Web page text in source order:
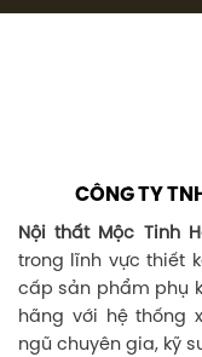
CÔNG TY
Nội thất Mộc Tinh
trong lĩnh vực thiết
cấp sản phẩm phụ
hãng với hệ thống
ngũ chuyên gia, kỹ